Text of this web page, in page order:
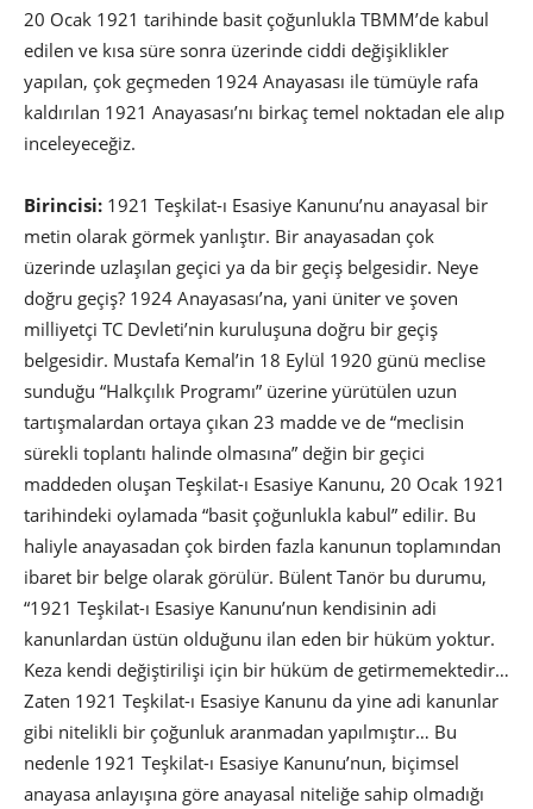
20 Ocak 1921 tarihinde basit çoğunlukla TBMM’de kabul
edilen ve kısa süre sonra üzerinde ciddi değişiklikler
yapılan, çok geçmeden 1924 Anayasası ile tümüyle rafa
kaldırılan 1921 Anayasası’nı birkaç temel noktadan ele alıp
inceleyeceğiz.
Birincisi: 1921 Teşkilat-ı Esasiye Kanunu’nu anayasal bir
metin olarak görmek yanlıştır. Bir anayasadan çok
üzerinde uzlaşılan geçici ya da bir geçiş belgesidir. Neye
doğru geçiş? 1924 Anayasası’na, yani üniter ve şoven
milliyetçi TC Devleti’nin kuruluşuna doğru bir geçiş
belgesidir. Mustafa Kemal’in 18 Eylül 1920 günü meclise
sunduğu “Halkçılık Programı” üzerine yürütülen uzun
tartışmalardan ortaya çıkan 23 madde ve de “meclisin
sürekli toplantı halinde olmasına” değin bir geçici
maddeden oluşan Teşkilat-ı Esasiye Kanunu, 20 Ocak 1921
tarihindeki oylamada “basit çoğunlukla kabul” edilir. Bu
haliyle anayasadan çok birden fazla kanunun toplamından
ibaret bir belge olarak görülür. Bülent Tanör bu durumu,
“1921 Teşkilat-ı Esasiye Kanunu’nun kendisinin adi
kanunlardan üstün olduğunu ilan eden bir hüküm yoktur.
Keza kendi değiştirilişi için bir hüküm de getirmemektedir…
Zaten 1921 Teşkilat-ı Esasiye Kanunu da yine adi kanunlar
gibi nitelikli bir çoğunluk aranmadan yapılmıştır… Bu
nedenle 1921 Teşkilat-ı Esasiye Kanunu’nun, biçimsel
anayasa anlayışına göre anayasal niteliğe sahip olmadığı